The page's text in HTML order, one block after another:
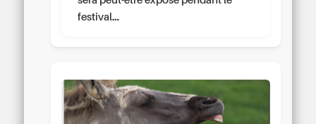
festival…